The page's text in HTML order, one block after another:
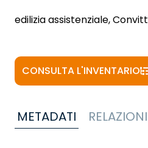
edilizia assistenziale,
CONSULTA L'INVENTARIO
METADATI RELAZIONI